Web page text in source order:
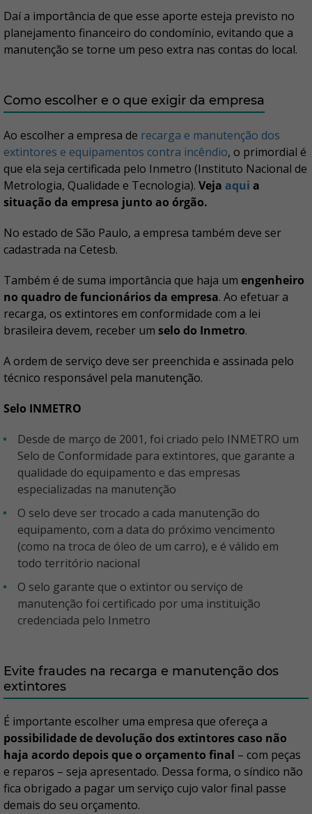
Daí a importância de que esse aporte esteja previsto no
planejamento financeiro do condomínio, evitando que a
manutenção se torne um peso extra nas contas do local.
Como escolher e o que exigir da empresa
Ao escolher a empresa de recarga e manutenção dos
extintores e equipamentos contra incêndio, o primordial é
que ela seja certificada pelo Inmetro (Instituto Nacional de
Metrologia, Qualidade e Tecnologia). Veja aqui a
situação da empresa junto ao órgão.
No estado de São Paulo, a empresa também deve ser
cadastrada na Cetesb.
Também é de suma importância que haja um engenheiro
no quadro de funcionários da empresa. Ao efetuar a
recarga, os extintores em conformidade com a lei
brasileira devem, receber um selo do Inmetro.
A ordem de serviço deve ser preenchida e assinada pelo
técnico responsável pela manutenção.
Selo INMETRO
Desde de março de 2001, foi criado pelo INMETRO um
Selo de Conformidade para extintores, que garante a
qualidade do equipamento e das empresas
especializadas na manutenção
O selo deve ser trocado a cada manutenção do
equipamento, com a data do próximo vencimento
(como na troca de óleo de um carro), e é válido em
todo território nacional
O selo garante que o extintor ou serviço de
manutenção foi certificado por uma instituição
credenciada pelo Inmetro
Evite fraudes na recarga e manutenção dos
extintores
É importante escolher uma empresa que ofereça a
possibilidade de devolução dos extintores caso não
haja acordo depois que o orçamento final – com peças
e reparos – seja apresentado. Dessa forma, o síndico não
fica obrigado a pagar um serviço cujo valor final passe
demais do seu orçamento.